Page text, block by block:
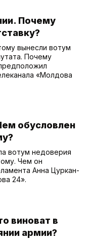
Почему
вынесли вотум
Почему
«Молдова
обусловлен
вотум недоверия
Чем он
Анна Цуркан-
24».
виноват в
армии?